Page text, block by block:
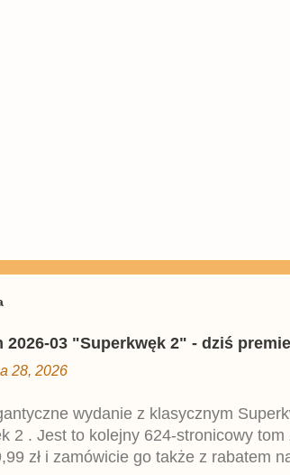
2026-03 "Superkwęk 2" - dziś
28, 2026
wydanie z klasycznym
2 . Jest to kolejny 624-stronicowy
zł i zamówicie go także z rabatem